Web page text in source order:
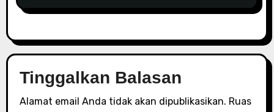
Tinggalkan Balasan
Alamat email Anda tidak akan dipublikasikan. Ruas